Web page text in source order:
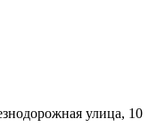
улица, 10